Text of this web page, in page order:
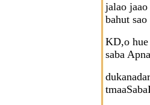
jalao
bahut
KD,o hue
saba